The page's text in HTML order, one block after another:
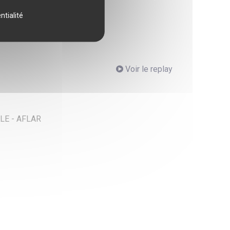
des malades français.
Voir le replay
- AFLAR